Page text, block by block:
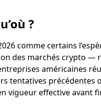
?
comme certains
des marchés crypto
américaines
tentatives précédentes
vigueur effective avant